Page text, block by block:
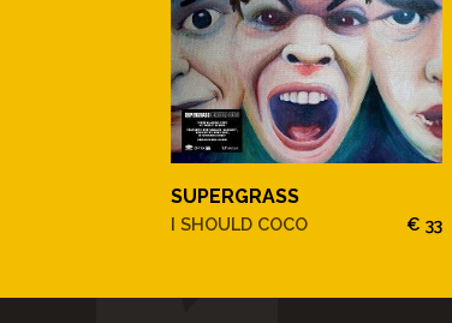
SUPERGRASS
I SHOULD COCO € 33